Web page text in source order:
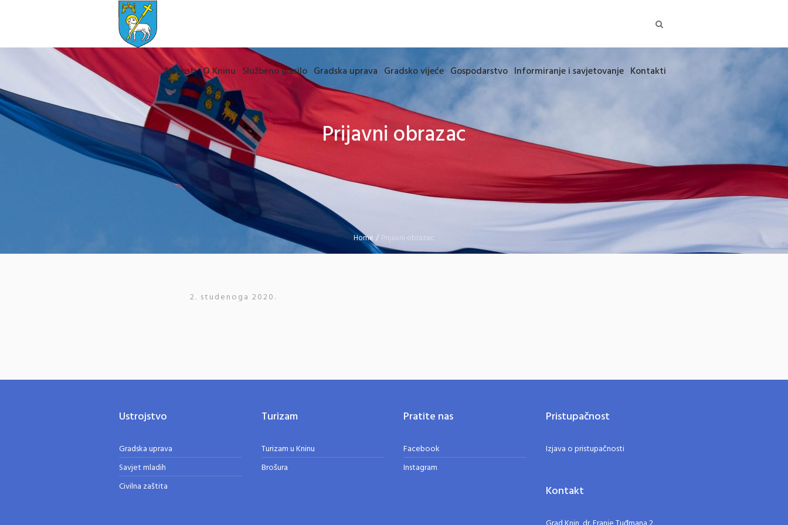
Novosti O Kninu Službeno glasilo Gradska uprava Gradsko vijeće Gospodarstvo Informiranje i savjetovanje Kontakti
Prijavni obrazac
Home /Prijavni obrazac
2. studenoga 2020.
Ustrojstvo
Gradska uprava
Savjet mladih
Civilna zaštita
Turizam
Turizam u Kninu
Brošura
Pratite nas
Facebook
Instagram
Pristupačnost
Izjava o pristupačnosti
Kontakt